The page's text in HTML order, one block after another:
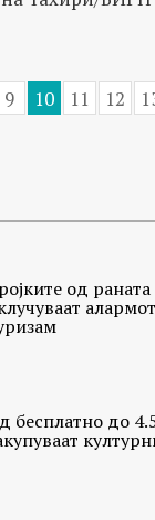
9 10 11 12
од раната
бесплатно до